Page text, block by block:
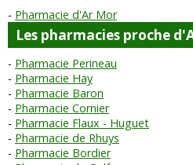
Pharmacie d'Ar Mor
Les pharmacies proche
Pharmacie Perineau
Pharmacie Hay
Pharmacie Baron
Pharmacie Cornier
Pharmacie Flaux - Huguet
Pharmacie de Rhuys
Pharmacie Bordier